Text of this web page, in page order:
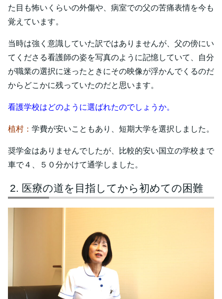
た目も怖いくらいの外傷や、病室での父の苦痛表情を今も
覚えています。
当時は強く意識していた訳ではありませんが、父の傍にい
てくださる看護師の姿を写真のように記憶していて、自分
が職業の選択に迷ったときにその映像が浮かんでくるのだ
からどこかに残っていたのだと思います。
看護学校はどのように選ばれたのでしょうか。
植村： 学費が安いこともあり、短期大学を選択しました。
奨学金はありませんでしたが、比較的安い国立の学校まで
車で４、５０分かけて通学しました。
医療の道を目指してから初めての困難